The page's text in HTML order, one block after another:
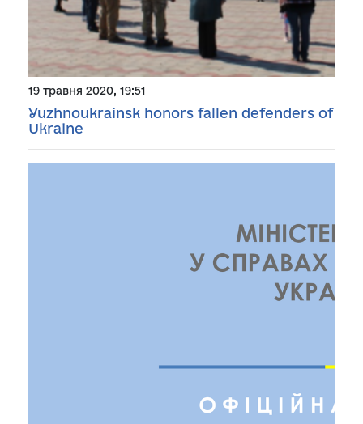
19 травня 2020, 19:51
Yuzhnoukrainsk honors fallen defenders of
Ukraine